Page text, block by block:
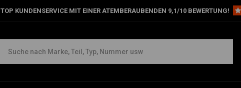
TOP KUNDENSERVICE MIT EINER ATEMBERAUBENDEN 9,1/10 BEWERTUNG!